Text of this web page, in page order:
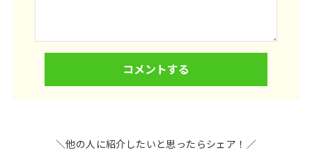
＼他の人に紹介したいと思ったらシェア！／